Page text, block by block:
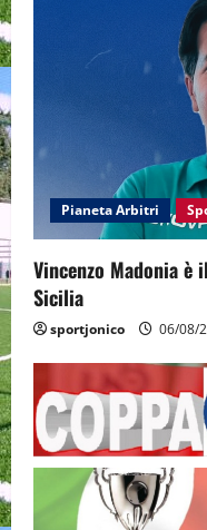
Pianeta Arbitri
Vincenzo Madonia è
Sicilia
sportjonico 06/08/